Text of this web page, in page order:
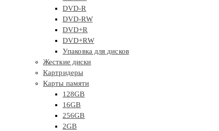
DVD-R
DVD-RW
DVD+R
DVD+RW
Упаковка для дисков
Жесткие диски
Картридеры
Карты памяти
128GB
16GB
256GB
2GB